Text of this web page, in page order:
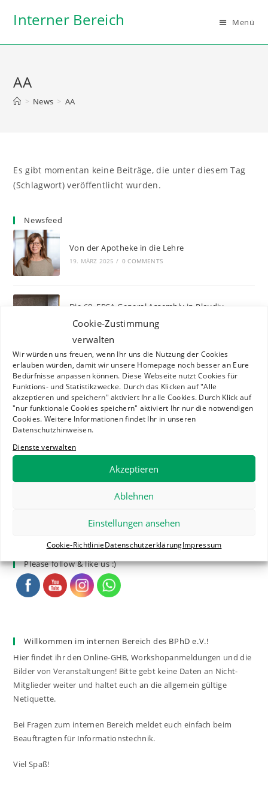
Cookie-Zustimmung
verwalten
Wir würden uns freuen, wenn Ihr uns die Nutzung der Cookies
erlauben würden, damit wir unsere Homepage noch besser an Eure
Bedürfnisse anpassen können. Diese Webseite nutzt Cookies für
Funktions- und Statistikzwecke. Durch das Klicken auf "Alle
akzeptieren und speichern" aktiviert Ihr alle Cookies. Durch Klick auf
"nur funktionale Cookies speichern" aktiviert Ihr nur die notwendigen
Cookies. Weitere Informationen findet Ihr in unseren
Datenschutzhinweisen.
Dienste verwalten
Akzeptieren
Ablehnen
Einstellungen ansehen
Cookie-RichtlinieDatenschutzerklärungImpressum
InhaltInterner Bereich Menü
AA
> News > AA
Es gibt momentan keine Beiträge, die unter diesem Tag
(Schlagwort) veröffentlicht wurden.
Newsfeed
Von der Apotheke in die Lehre
19. MÄRZ 2025 / 0 COMMENTS
Die 68. EPSA General Assembly in Plovdiv
(Bulgarien)
0 COMMENTS
Der Vorstand stellt sich vor: Tom – Beauftragter
für Informationstechnik
10. NOVEMBER 2024 / 0 COMMENTS
Beauftragte für Medienarbeit
Der Vorstand stellt sich vor: Nadine – EPSA
10. NOVEMBER 2024 / 0 COMMENTS
Please follow & like us :)
Willkommen im internen Bereich des BPhD e.V.!
Hier findet ihr den Online-GHB, Workshopanmeldungen und die
Bilder von Veranstaltungen! Bitte gebt keine Daten an Nicht-
Mitglieder weiter und haltet euch an die allgemein gültige
Netiquette.
Bei Fragen zum internen Bereich meldet euch einfach beim
Beauftragten für Informationstechnik.
Viel Spaß!